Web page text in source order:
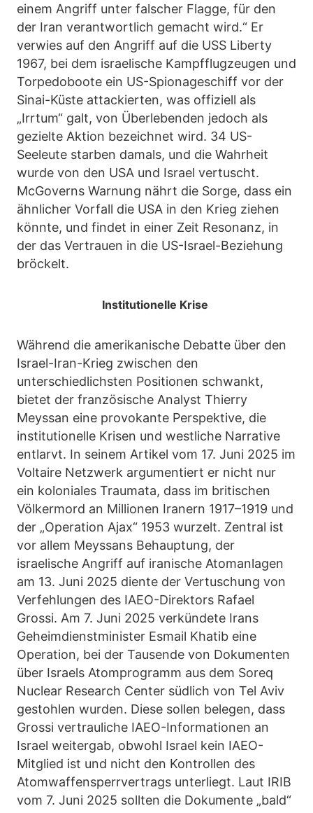
einem Angriff unter falscher Flagge, für den
der Iran verantwortlich gemacht wird.“ Er
verwies auf den Angriff auf die USS Liberty
1967, bei dem israelische Kampfflugzeugen und
Torpedoboote ein US-Spionageschiff vor der
Sinai-Küste attackierten, was offiziell als
„Irrtum“ galt, von Überlebenden jedoch als
gezielte Aktion bezeichnet wird. 34 US-
Seeleute starben damals, und die Wahrheit
wurde von den USA und Israel vertuscht.
McGoverns Warnung nährt die Sorge, dass ein
ähnlicher Vorfall die USA in den Krieg ziehen
könnte, und findet in einer Zeit Resonanz, in
der das Vertrauen in die US-Israel-Beziehung
bröckelt.
Institutionelle Krise
Während die amerikanische Debatte über den
Israel-Iran-Krieg zwischen den
unterschiedlichsten Positionen schwankt,
bietet der französische Analyst Thierry
Meyssan eine provokante Perspektive, die
institutionelle Krisen und westliche Narrative
entlarvt. In seinem Artikel vom 17. Juni 2025 im
Voltaire Netzwerk argumentiert er nicht nur
ein koloniales Traumata, dass im britischen
Völkermord an Millionen Iranern 1917–1919 und
der „Operation Ajax“ 1953 wurzelt. Zentral ist
vor allem Meyssans Behauptung, der
israelische Angriff auf iranische Atomanlagen
am 13. Juni 2025 diente der Vertuschung von
Verfehlungen des IAEO-Direktors Rafael
Grossi. Am 7. Juni 2025 verkündete Irans
Geheimdienstminister Esmail Khatib eine
Operation, bei der Tausende von Dokumenten
über Israels Atomprogramm aus dem Soreq
Nuclear Research Center südlich von Tel Aviv
gestohlen wurden. Diese sollen belegen, dass
Grossi vertrauliche IAEO-Informationen an
Israel weitergab, obwohl Israel kein IAEO-
Mitglied ist und nicht den Kontrollen des
Atomwaffensperrvertrags unterliegt. Laut IRIB
vom 7. Juni 2025 sollten die Dokumente „bald“